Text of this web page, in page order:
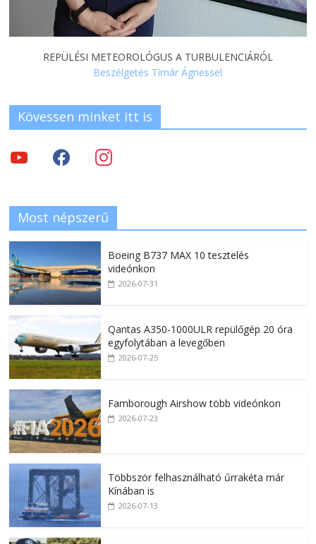
REPÜLÉSI METEOROLÓGUS A TURBULENCIÁRÓL
Beszélgetés Tímár Ágnessel
Kövessen minket itt is
Most népszerű
Boeing B737 MAX 10 tesztelés
videónkon
2026-07-31
Qantas A350-1000ULR repülőgép 20 óra
egyfolytában a levegőben
2026-07-25
Farnborough Airshow több videónkon
2026-07-23
Többször felhasználható űrrakéta már
Kínában is
2026-07-13